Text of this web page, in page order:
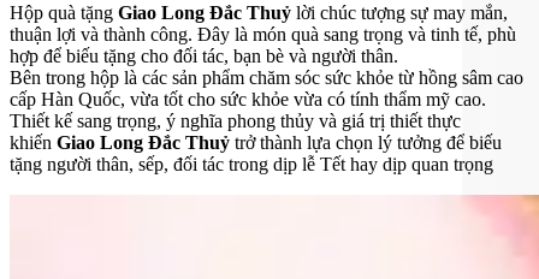
Hộp quà tặng Giao Long Đắc Thuỷ lời chúc tượng sự may mắn,
thuận lợi và thành công. Đây là món quà sang trọng và tinh tế, phù
hợp để biếu tặng cho đối tác, bạn bè và người thân.
Bên trong hộp là các sản phẩm chăm sóc sức khỏe từ hồng sâm cao
cấp Hàn Quốc, vừa tốt cho sức khỏe vừa có tính thẩm mỹ cao.
Thiết kế sang trọng, ý nghĩa phong thủy và giá trị thiết thực
khiến Giao Long Đắc Thuỷ trở thành lựa chọn lý tưởng để biếu
tặng người thân, sếp, đối tác trong dịp lễ Tết hay dịp quan trọng